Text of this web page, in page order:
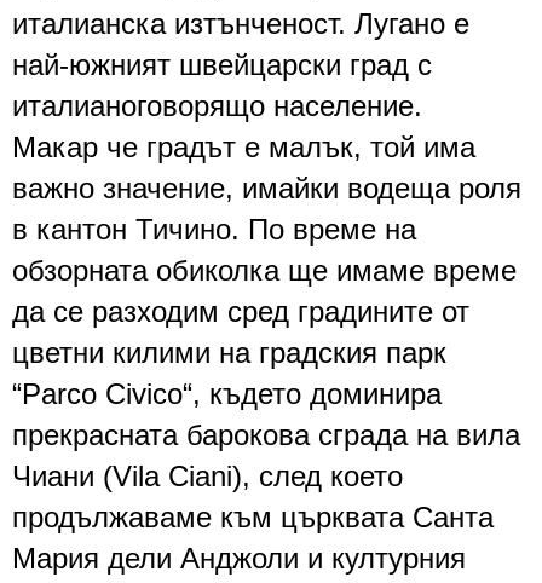
италианска изтънченост. Лугано е
най-южният швейцарски град с
италианоговорящо население.
Макар че градът е малък, той има
важно значение, имайки водеща роля
в кантон Тичино. По време на
обзорната обиколка ще имаме време
да се разходим сред градините от
цветни килими на градския парк
“Parco Civico“, където доминира
прекрасната барокова сграда на вила
Чиани (Vila Ciani), след което
продължаваме към църквата Санта
Мария дели Анджоли и културния